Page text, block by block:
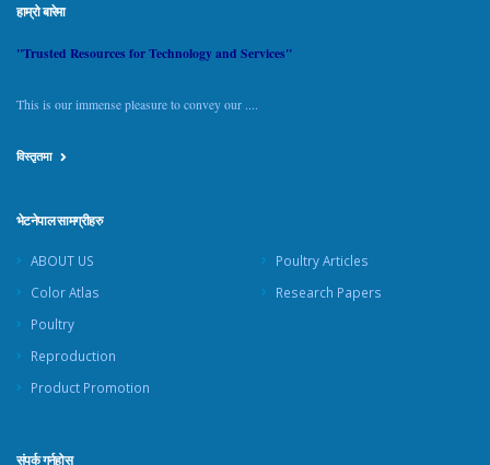
हाम्रो बारेमा
"Trusted Resources for Technology and Services"
This is our immense pleasure to convey our ....
विस्तृतमा
भेटनेपाल सामग्रीहरु
ABOUT US
Color Atlas
Poultry
Reproduction
Product Promotion
Poultry Articles
Research Papers
संपर्क गर्नुहोस